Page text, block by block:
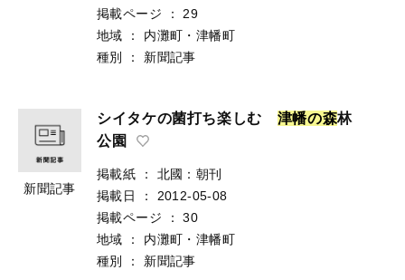
掲載ページ
：
29
地域
：
内灘町・津幡町
種別
： 新聞記事
新聞記事
シイタケの菌打ち楽しむ 津幡の森林
公園
掲載紙 ：
北國：朝刊
掲載日
：
2012-05-08
掲載ページ
：
30
地域
：
内灘町・津幡町
種別
： 新聞記事